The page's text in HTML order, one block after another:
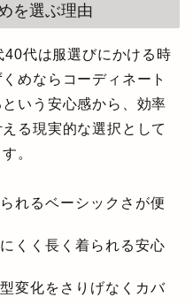
を選ぶ理由
代は服選びにかける時
めならコーディネート
いう安心感から、効率
る現実的な選択として
。
れるベーシックさが便
くく長く着られる安心
変化をさりげなくカバ